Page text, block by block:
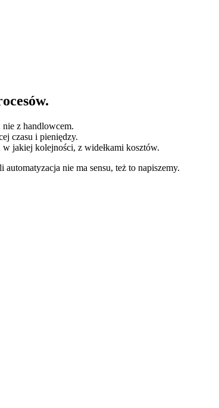
z handlowcem.
czasu i pieniędzy.
jakiej kolejności, z widełkami kosztów.
nie ma sensu, też to napiszemy.